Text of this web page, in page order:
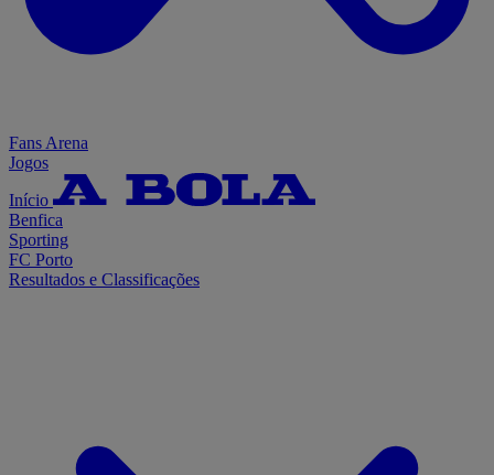
Fans Arena
Jogos
Início
Benfica
Sporting
FC Porto
Resultados e Classificações